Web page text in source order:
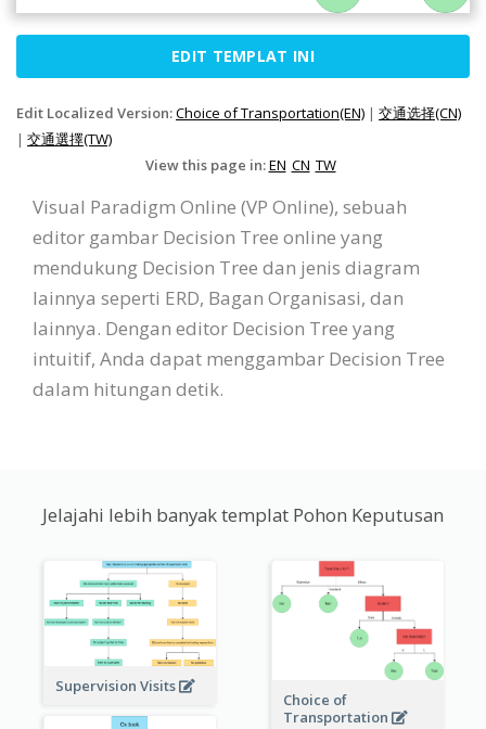
EDIT TEMPLAT INI
Edit Localized Version:Choice of Transportation(EN) | 交通选择(CN)
| 交通選擇(TW)
View this page in:EN CN TW
Visual Paradigm Online (VP Online), sebuah
editor gambar Decision Tree online yang
mendukung Decision Tree dan jenis diagram
lainnya seperti ERD, Bagan Organisasi, dan
lainnya. Dengan editor Decision Tree yang
intuitif, Anda dapat menggambar Decision Tree
dalam hitungan detik.
Jelajahi lebih banyak templat Pohon Keputusan
Supervision Visits
Choice of
Transportation